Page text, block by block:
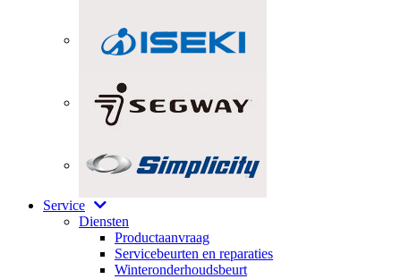
Service
Diensten
Productaanvraag
Servicebeurten en reparaties
Winteronderhoudsbeurt